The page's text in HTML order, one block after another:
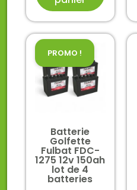
PROMO !
Batterie
Golfette
Fulbat FDC-
1275 12v 150ah
lot de 4
batteries